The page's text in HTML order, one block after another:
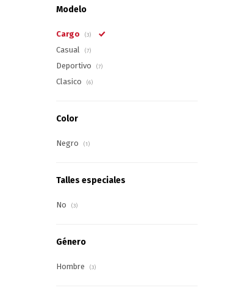
Modelo
Cargo (3)
Casual (7)
Deportivo (7)
Clasico (6)
Color
Negro (1)
Talles especiales
No (3)
Género
Hombre (3)